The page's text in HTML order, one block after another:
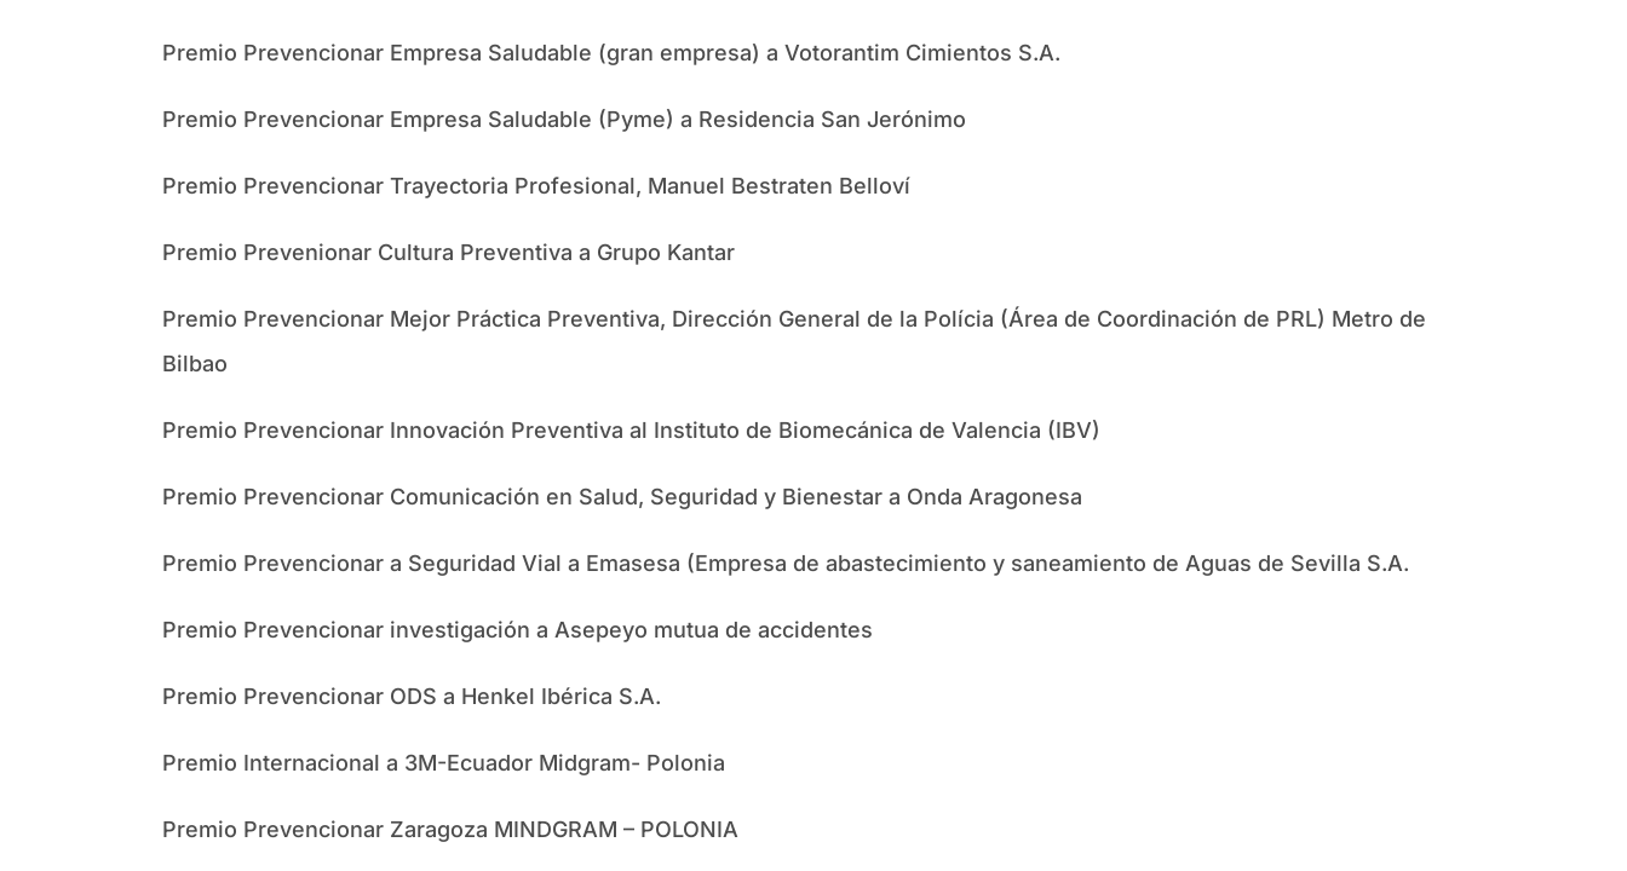
Premio Prevencionar Empresa Saludable (gran empresa) a Votorantim Cimientos S.A.
Premio Prevencionar Empresa Saludable (Pyme) a Residencia San Jerónimo
Premio Prevencionar Trayectoria Profesional, Manuel Bestraten Belloví
Premio Prevenionar Cultura Preventiva a Grupo Kantar
Premio Prevencionar Mejor Práctica Preventiva, Dirección General de la Polícia (Área de Coordinación de PRL) Metro de
Bilbao
Premio Prevencionar Innovación Preventiva al Instituto de Biomecánica de Valencia (IBV)
Premio Prevencionar Comunicación en Salud, Seguridad y Bienestar a Onda Aragonesa
Premio Prevencionar a Seguridad Vial a Emasesa (Empresa de abastecimiento y saneamiento de Aguas de Sevilla S.A.
Premio Prevencionar investigación a Asepeyo mutua de accidentes
Premio Prevencionar ODS a Henkel Ibérica S.A.
Premio Internacional a 3M-Ecuador Midgram- Polonia
Premio Prevencionar Zaragoza MINDGRAM – POLONIA